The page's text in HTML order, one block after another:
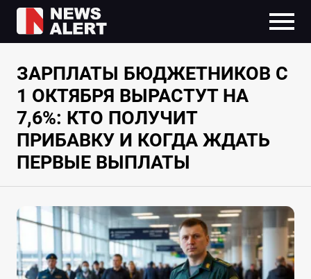
ЗАРПЛАТЫ БЮДЖЕТНИКОВ С
1 ОКТЯБРЯ ВЫРАСТУТ НА
7,6%: КТО ПОЛУЧИТ
ПРИБАВКУ И КОГДА ЖДАТЬ
ПЕРВЫЕ ВЫПЛАТЫ